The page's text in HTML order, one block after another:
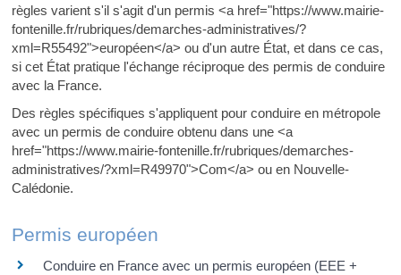
règles varient s'il s'agit d'un permis <a href="https://www.mairie-
fontenille.fr/rubriques/demarches-administratives/?
xml=R55492">européen</a> ou d'un autre État, et dans ce cas,
si cet État pratique l'échange réciproque des permis de conduire
avec la France.
Des règles spécifiques s'appliquent pour conduire en métropole
avec un permis de conduire obtenu dans une <a
href="https://www.mairie-fontenille.fr/rubriques/demarches-
administratives/?xml=R49970">Com</a> ou en Nouvelle-
Calédonie.
Permis européen
Conduire en France avec un permis européen (EEE +